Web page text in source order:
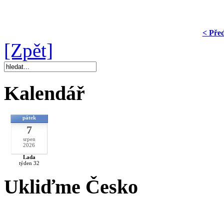
<
[Zpět]
Kalendář
pátek
7
srpen
2026
Lada
týden 32
Ukliďme Česko